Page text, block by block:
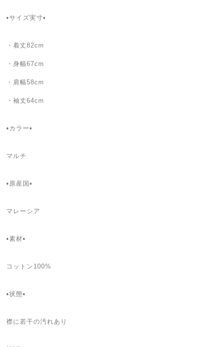
▪サイズ実寸▪
・着丈82cm
・身幅67cm
・肩幅58cm
・袖丈64cm
▪カラー▪
マルチ
▪原産国▪
マレーシア
▪素材▪
コットン100%
▪状態▪
襟に若干の汚れあり